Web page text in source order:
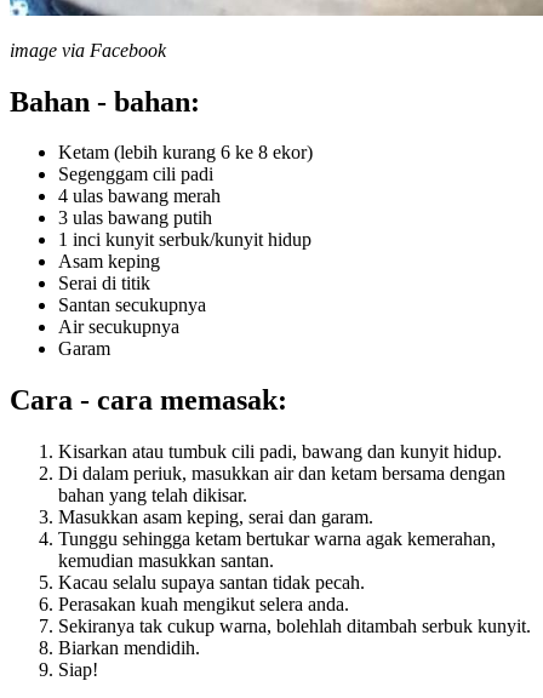
image via Facebook
Bahan - bahan:
Ketam (lebih kurang 6 ke 8 ekor)
Segenggam cili padi
4 ulas bawang merah
3 ulas bawang putih
1 inci kunyit serbuk/kunyit hidup
Asam keping
Serai di titik
Santan secukupnya
Air secukupnya
Garam
Cara - cara memasak:
Kisarkan atau tumbuk cili padi, bawang dan kunyit hidup.
Di dalam periuk, masukkan air dan ketam bersama dengan
bahan yang telah dikisar.
Masukkan asam keping, serai dan garam.
Tunggu sehingga ketam bertukar warna agak kemerahan,
kemudian masukkan santan.
Kacau selalu supaya santan tidak pecah.
Perasakan kuah mengikut selera anda.
Sekiranya tak cukup warna, bolehlah ditambah serbuk kunyit.
Biarkan mendidih.
Siap!